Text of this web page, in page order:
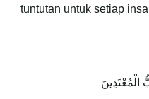
tuntutan untuk setiap
الْمُعْتَدِينَ